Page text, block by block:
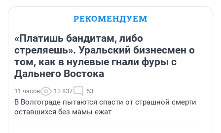
РЕКОМЕНДУЕМ
«Платишь бандитам, либо
стреляешь». Уральский бизнесмен о
том, как в нулевые гнали фуры с
Дальнего Востока
11 часов 13 837 53
В Волгограде пытаются спасти от страшной смерти
оставшихся без мамы ежат